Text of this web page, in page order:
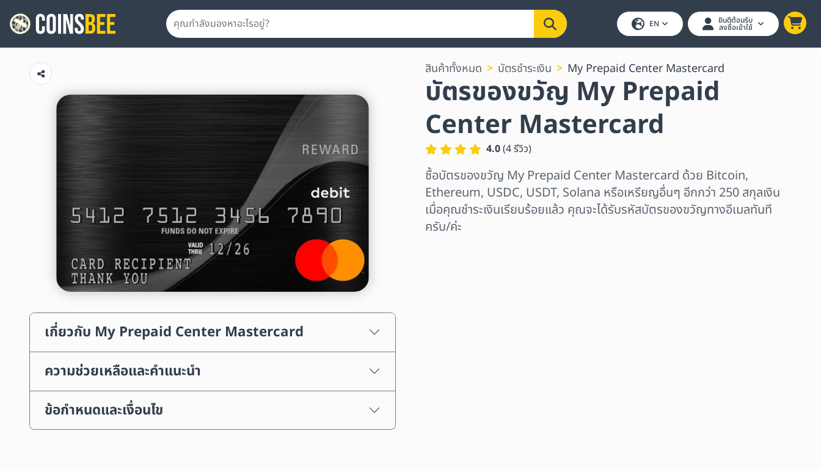
EN ยินดีต้อนรับ
ลงชื่อเข้าใช้
เกี่ยวกับ My Prepaid Center Mastercard
ความช่วยเหลือและคำแนะนำ
ข้อกำหนดและเงื่อนไข
สินค้าทั้งหมด บัตรชำระเงิน My Prepaid Center Mastercard
บัตรของขวัญ My Prepaid
Center Mastercard
4.0(4รีวิว)
ซื้อบัตรของขวัญ My Prepaid Center Mastercard ด้วย Bitcoin,
Ethereum, USDC, USDT, Solana หรือเหรียญอื่นๆ อีกกว่า 250 สกุลเงิน
เมื่อคุณชำระเงินเรียบร้อยแล้ว คุณจะได้รับรหัสบัตรของขวัญทางอีเมลทันที
ครับ/ค่ะ